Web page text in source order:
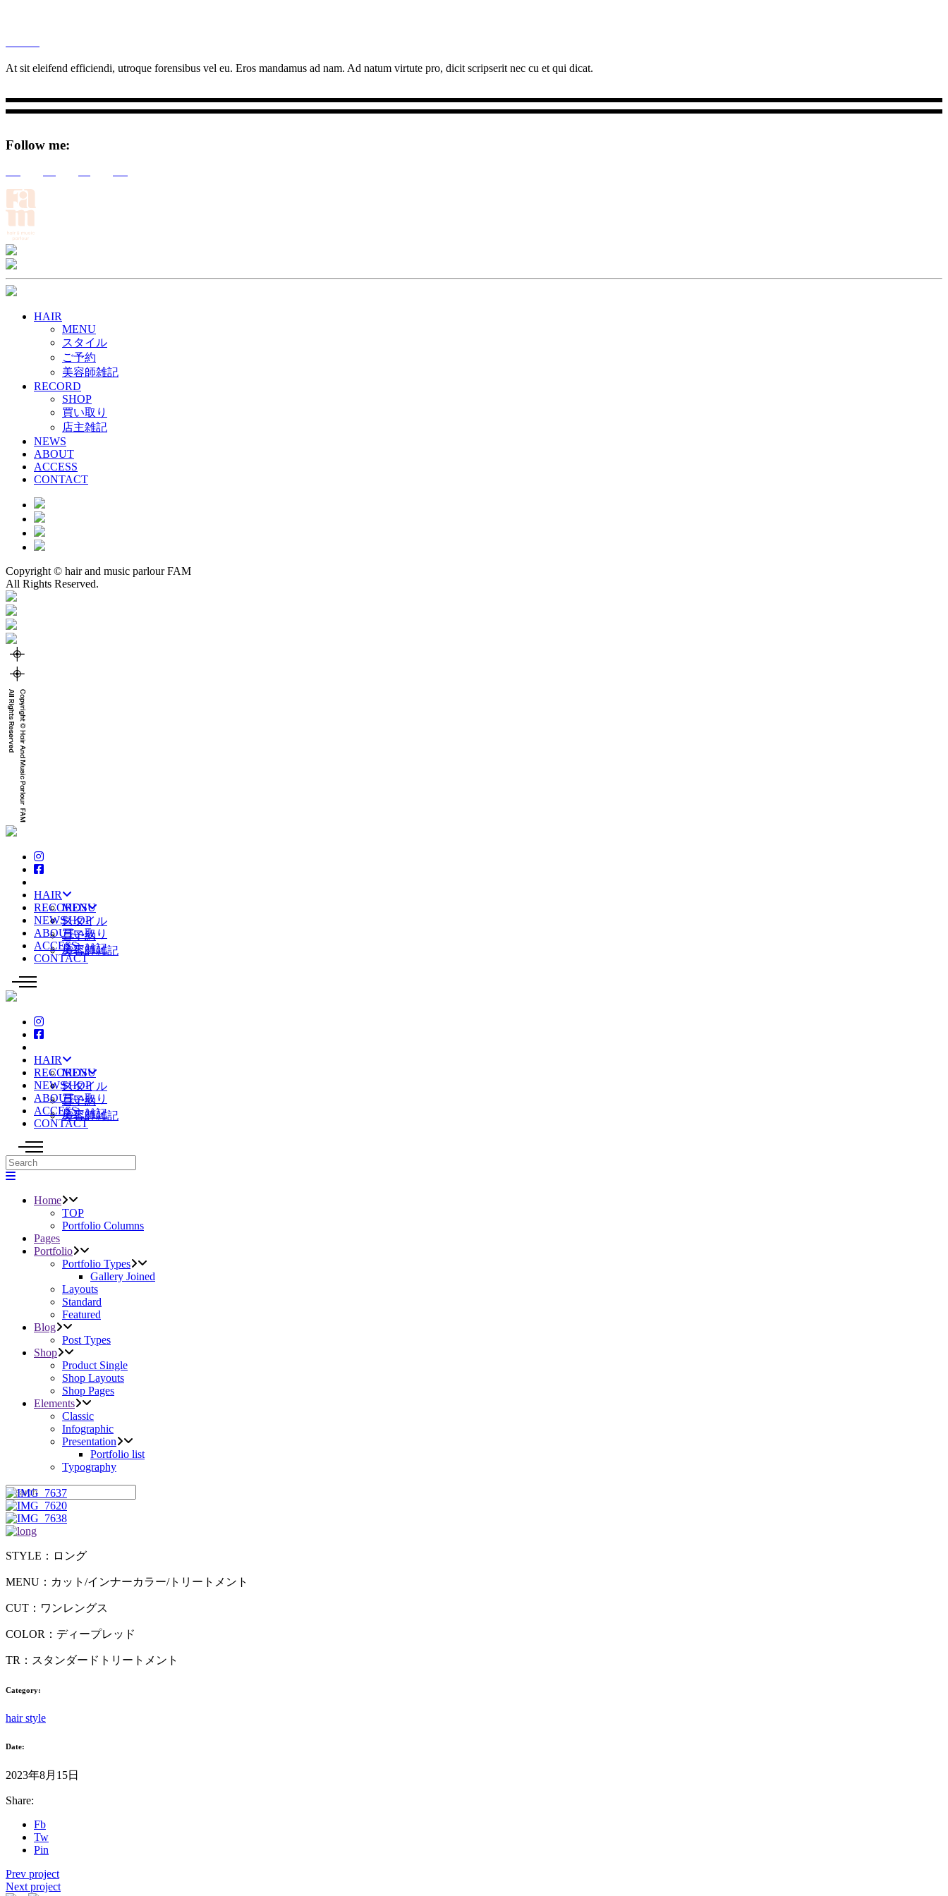
At sit eleifend efficiendi, utroque forensibus vel eu. Eros mandamus ad nam. Ad natum virtute pro, dicit scripserit nec cu et qui dicat.
Follow me:
HAIR
MENU
スタイル
ご予約
美容師雑記
RECORD
SHOP
買い取り
店主雑記
NEWS
ABOUT
ACCESS
CONTACT
Copyright © hair and music parlour FAM
All Rights Reserved.
HAIR
MENU
スタイル
ご予約
美容師雑記
RECORDS
SHOP
買い取り
店主雑記
NEWS
ABOUT
ACCESS
CONTACT
HAIR
MENU
スタイル
ご予約
美容師雑記
RECORDS
SHOP
買い取り
店主雑記
NEWS
ABOUT
ACCESS
CONTACT
Home
TOP
Portfolio Columns
Pages
Portfolio
Portfolio Types
Gallery Joined
Layouts
Standard
Featured
Blog
Post Types
Shop
Product Single
Shop Layouts
Shop Pages
Elements
Classic
Infographic
Presentation
Portfolio list
Typography
STYLE：ロング
MENU：カット/インナーカラー/トリートメント
CUT：ワンレングス
COLOR：ディープレッド
TR：スタンダードトリートメント
Category:
hair style
Date:
2023年8月15日
Share:
Fb
Tw
Pin
Prev project
Next project